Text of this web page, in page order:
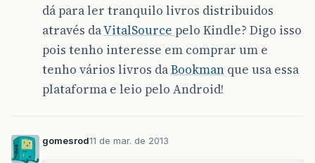
dá para ler tranquilo livros distribuidos
através daVitalSource pelo Kindle? Digo isso
pois tenho interesse em comprar um e
tenho vários livros daBookman que usa essa
plataforma e leio pelo Android!
gomesrod11 de mar. de 2013